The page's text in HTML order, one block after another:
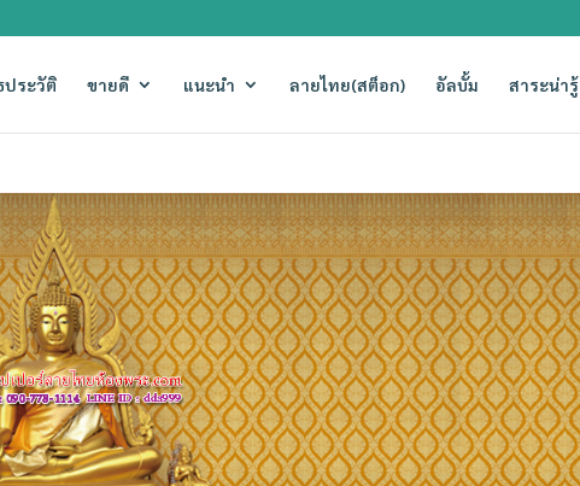
ระวัติ ขายดี แนะนำ ลายไทย(สต็อก) อัลบั้ม สาระน่ารู้